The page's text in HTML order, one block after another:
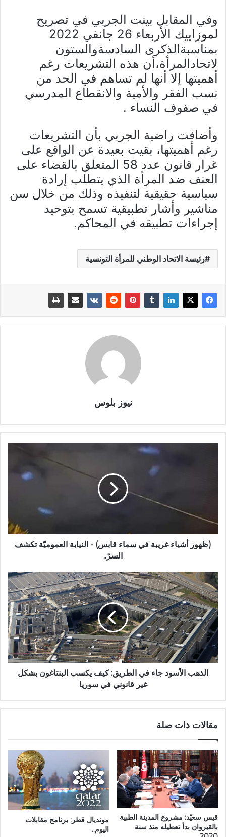
وفي المقابل بينت الجربي في تصريح
لموزاييك الأربعاء 26 جانفي 2022
بمناسبةالذكرى السادسةوالستون
لاتحادالمرأة،أن هذه التشريعات رغم
أهميتها إلا أنها لم تساهم في الحد من
نسب الفقر والأمية والانقطاع المدرسي
في صفوف النساء .
وأضافت راضية الجربي بأن التشريعات
رغم أهميتها، بقيت بعيدة عن الواقع على
غرار قانون عدد 58 المتعلق بالقضاء على
العنف ضد المرأة الذي يتطلب إرادة
سياسية حقيقية لتنفيذه وذلك من خلال سن
مناشير وأشار تطبيقية تسمح بتوحيد
إجراءات تطبيقه في المحاكم.
رئيسة الاتحاد الوطني للمرأة التونسية
نيوز بلوس
(ظهور أشياء غريبة في سماء قابس) - النيابة العموميّة تكشف
السرّ..
الذهب الأسود جاء في الطريق: كيف يكسب البنتاغون بشكل
غير قانوني في سوريا
مقالات ذات صلة
قيس سعيّد: مشروع المدينة الطبية
بالقيروان بدأ تعطيله منذ سنة
مونديال قطر: برنامج مقابلات
اليوم..